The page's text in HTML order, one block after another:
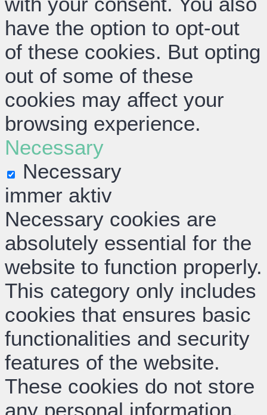
have the option to opt-out
of these cookies. But opting
out of some of these
cookies may affect your
browsing experience.
Necessary
Necessary
immer aktiv
Necessary cookies are
absolutely essential for the
website to function properly.
This category only includes
cookies that ensures basic
functionalities and security
features of the website.
These cookies do not store
any personal information.